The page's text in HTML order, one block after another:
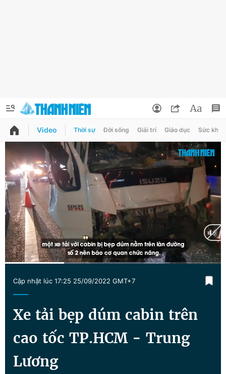
QUẢNG CÁO
Chuyên mục
Chuyên mục khác
Chào ngày mới Tin 24h
Tin thị trường Tin 360
Video Magazine
Sản phẩm khác
Tiện ích
Thông tin tài khoản
Đổi mật khẩu
Tin đã lưu
Tin đã xem
Đăng xuất
Video Thời sự Đời sống Giải trí Giáo dục Sức khỏe
Time
Cập nhật lúc 17:25 25/09/2022 GMT+7
Xe tải bẹp dúm cabin trên
cao tốc TP.HCM - Trung
Lương